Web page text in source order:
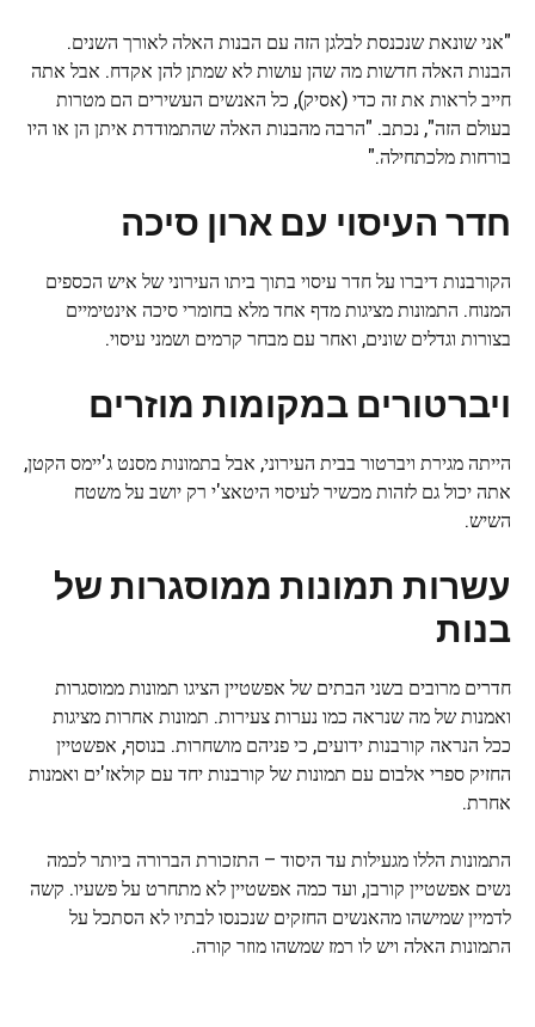
"אני שונאת שנכנסת לבלגן הזה עם הבנות האלה לאורך השנים.
הבנות האלה חדשות מה שהן עושות לא שמתן להן אקדח. אבל אתה
חייב לראות את זה כדי (אסיק), כל האנשים העשירים הם מטרות
בעולם הזה", נכתב. "הרבה מהבנות האלה שהתמודדת איתן הן או היו
בורחות מלכתחילה."
חדר העיסוי עם ארון סיכה
הקורבנות דיברו על חדר עיסוי בתוך ביתו העירוני של איש הכספים
המנוח. התמונות מציגות מדף אחד מלא בחומרי סיכה אינטימיים
בצורות וגדלים שונים, ואחר עם מבחר קרמים ושמני עיסוי.
ויברטורים במקומות מוזרים
הייתה מגירת ויברטור בבית העירוני, אבל בתמונות מסנט ג'יימס הקטן,
אתה יכול גם לזהות מכשיר לעיסוי היטאצ'י רק יושב על משטח
השיש.
עשרות תמונות ממוסגרות של
בנות
חדרים מרובים בשני הבתים של אפשטיין הציגו תמונות ממוסגרות
ואמנות של מה שנראה כמו נערות צעירות. תמונות אחרות מציגות
ככל הנראה קורבנות ידועים, כי פניהם מושחרות. בנוסף, אפשטיין
החזיק ספרי אלבום עם תמונות של קורבנות יחד עם קולאז'ים ואמנות
אחרת.
התמונות הללו מגעילות עד היסוד – התזכורת הברורה ביותר לכמה
נשים אפשטיין קורבן, ועד כמה אפשטיין לא מתחרט על פשעיו. קשה
לדמיין שמישהו מהאנשים החזקים שנכנסו לבתיו לא הסתכל על
התמונות האלה ויש לו רמז שמשהו מוזר קורה.